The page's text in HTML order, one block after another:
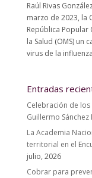
Raúl Rivas
marzo de 2023, la
República Popular
la Salud (OMS) un
virus de la
Entradas
Celebración de
Guillermo Sánchez
La Academia
territorial en el
julio, 2026
Cobrar para